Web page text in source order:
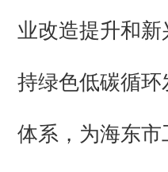
业改造提升和
持绿色低碳循
体系，为海东